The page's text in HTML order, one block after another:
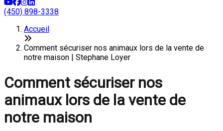
(450) 898-3338
Accueil
Comment sécuriser nos animaux lors de la vente de
notre maison | Stephane Loyer
Comment sécuriser nos
animaux lors de la vente de
notre maison